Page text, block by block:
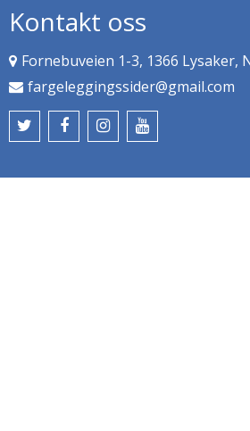
Kontakt oss
Fornebuveien 1-3, 1366 Lysaker,
fargeleggingssider@gmail.com